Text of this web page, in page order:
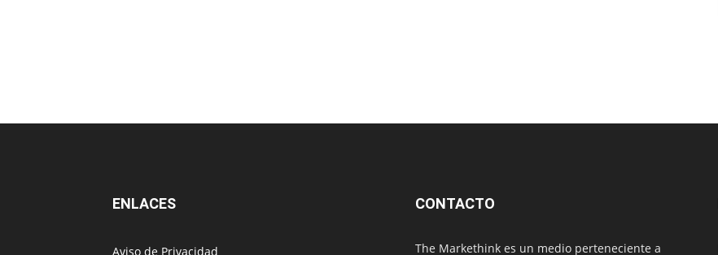
ENLACES
Aviso de Privacidad
CONTACTO
The Markethink es un medio perteneciente a